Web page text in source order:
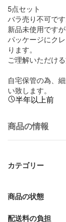
5点セット
バラ売り不可です
新品未使用です
パッケージにク
ります。
ご理解いただけ
自宅保管の為、
い致します。
半年以上前
商品の情報
カテゴリー
商品の状態
配送料の負担